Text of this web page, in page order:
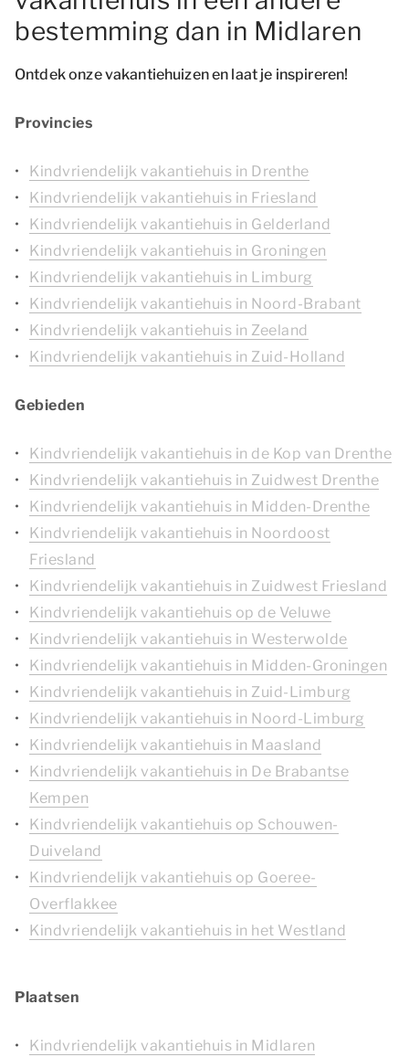
bestemming dan in Midlaren
Ontdek onze vakantiehuizen en laat je inspireren!
Provincies
Kindvriendelijk vakantiehuis in Drenthe
Kindvriendelijk vakantiehuis in Friesland
Kindvriendelijk vakantiehuis in Gelderland
Kindvriendelijk vakantiehuis in Groningen
Kindvriendelijk vakantiehuis in Limburg
Kindvriendelijk vakantiehuis in Noord-Brabant
Kindvriendelijk vakantiehuis in Zeeland
Kindvriendelijk vakantiehuis in Zuid-Holland
Gebieden
Kindvriendelijk vakantiehuis in de Kop van Drenthe
Kindvriendelijk vakantiehuis in Zuidwest Drenthe
Kindvriendelijk vakantiehuis in Midden-Drenthe
Kindvriendelijk vakantiehuis in Noordoost
Friesland
Kindvriendelijk vakantiehuis in Zuidwest Friesland
Kindvriendelijk vakantiehuis op de Veluwe
Kindvriendelijk vakantiehuis in Westerwolde
Kindvriendelijk vakantiehuis in Midden-Groningen
Kindvriendelijk vakantiehuis in Zuid-Limburg
Kindvriendelijk vakantiehuis in Noord-Limburg
Kindvriendelijk vakantiehuis in Maasland
Kindvriendelijk vakantiehuis in De Brabantse
Kempen
Kindvriendelijk vakantiehuis op Schouwen-
Duiveland
Kindvriendelijk vakantiehuis op Goeree-
Overflakkee
Kindvriendelijk vakantiehuis in het Westland
Plaatsen
Kindvriendelijk vakantiehuis in Midlaren